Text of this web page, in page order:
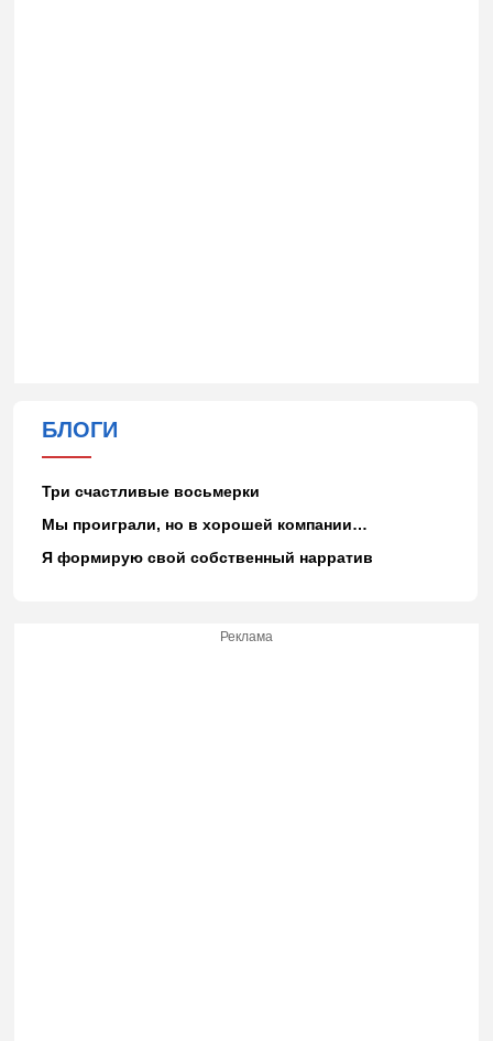
БЛОГИ
Три счастливые восьмерки
Мы проиграли, но в хорошей компании…
Я формирую свой собственный нарратив
Реклама